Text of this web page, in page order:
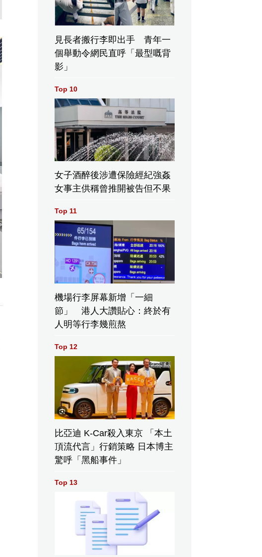
見長者搬行李即出手 青年一
個舉動令網民直呼「最型嘅背
影」
Top 10
女子酒醉後涉遭保險經紀強姦
女事主供稱曾推開被告但不果
Top 11
機場行李屏幕新增「一細
節」 港人大讚貼心：終於有
人明等行李幾煎熬
Top 12
比亞迪 K-Car殺入東京 「本土
頂流代言」行銷策略 日本博主
驚呼「黑船事件」
Top 13